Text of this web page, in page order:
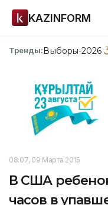
KAZINFORM
Тренды:Выборы-2026
08:07, 09 Марта 2015
В США
часов в